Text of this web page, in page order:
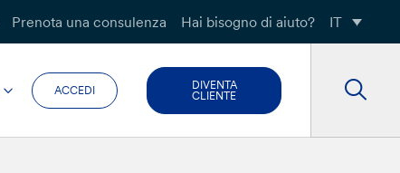
Prenota una consulenza Hai bisogno di aiuto? IT
ACCEDI
DIVENTA
CLIENTE